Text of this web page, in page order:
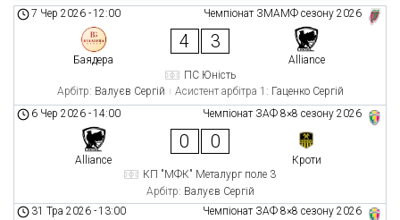
Чемпіонат ЗМАМФ сезону 2026
7 Чер 2026 -12:00
Баядера
4 3
Alliance
ПС Юність
Арбітр: Валуєв Сергій Асистент арбітра 1: Гаценко Сергій
Чемпіонат ЗАФ 8×8 сезону 2026
6 Чер 2026 -14:00
Alliance
0 0
Кроти
КП "МФК" Металург поле 3
Арбітр: Валуєв Сергій
Чемпіонат ЗАФ 8×8 сезону 2026
31 Тра 2026 -13:00